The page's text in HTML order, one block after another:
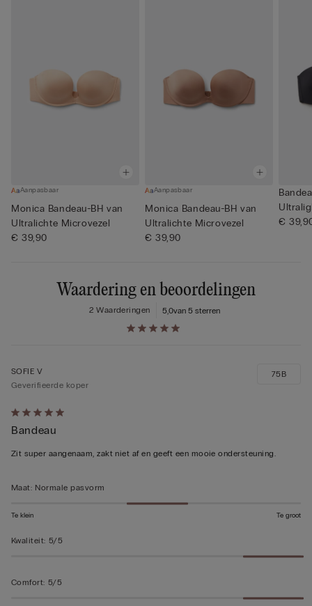
Aanpasbaar
Monica Bandeau-BH van
Ultralichte Microvezel
€ 39,90
Aanpasbaar
Monica Bandeau-BH van
Ultralichte Microvezel
€ 39,90
€
Waardering en beoordelingen
5,0van 5 sterren
2 Waarderingen
5
op
5
SOFIE V
Geverifieerde koper
Bandeau
Zit super aangenaam, zakt niet af en geeft een mooie ondersteuning.
75B
Maat: Normale pasvorm
Te klein Te groot
Kwaliteit: 5/5
Comfort: 5/5